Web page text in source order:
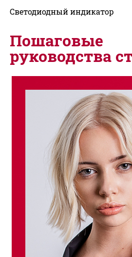
Светодиодный индикатор
Пошаговые
руководства